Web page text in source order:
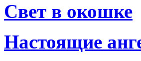
Свет в окошке
Настоящие